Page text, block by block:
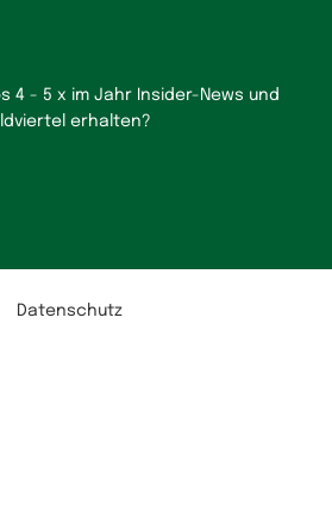
4 - 5 x im Jahr Insider-News und
erhalten?
Datenschutz